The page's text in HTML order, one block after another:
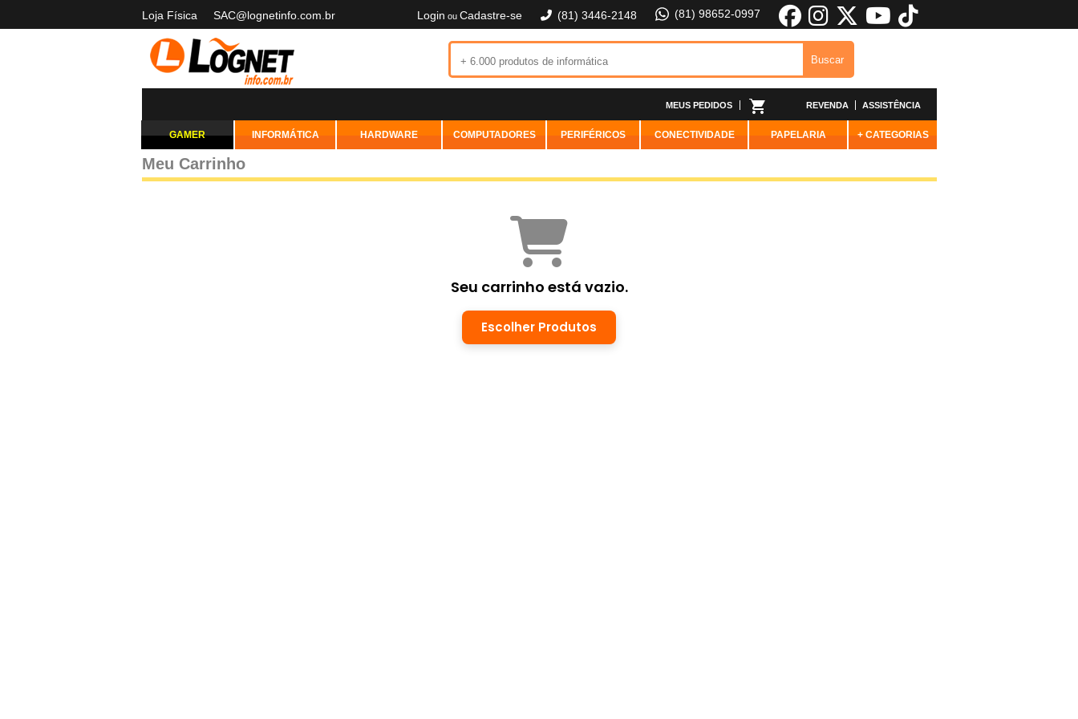
Loja Física SAC@lognetinfo.com.br (81) 98652-0997
(81) 3446-2148
Login ou Cadastre-se
MEUS PEDIDOS REVENDA ASSISTÊNCIA
GAMER INFORMÁTICA HARDWARE COMPUTADORES PERIFÉRICOS CONECTIVIDADE PAPELARIA + CATEGORIAS
Meu Carrinho
Seu carrinho está vazio.
Escolher Produtos